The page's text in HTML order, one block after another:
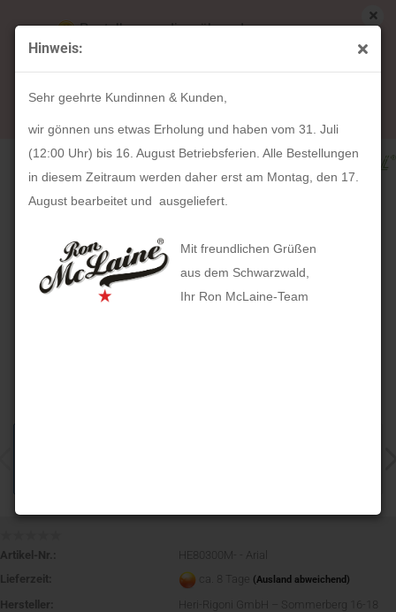
Hinweis:
Sehr geehrte Kundinnen & Kunden,
wir gönnen uns etwas Erholung und haben vom 31. Juli
(12:00 Uhr) bis 16. August Betriebsferien. Alle Bestellungen
in diesem Zeitraum werden daher erst am Montag, den 17.
August bearbeitet und ausgeliefert.
Mit freundlichen Grüßen
aus dem Schwarzwald,
Ihr Ron McLaine-Team
Bestellungen die während unserer
Betriebsferien (31. Juli ab 12:00 Uhr bis 16.
August) aufgegeben werden, werden ab Montag,
17. August bearbeitet und versendet.
weiter »
Letzter »
Artikel in dieser Kategorie
Füllfederhalter Promesa Stamp & Touch 80300M (4-zeilig)
Artikel-Nr.:
HE80300M- - Arial
Lieferzeit:
ca. 8 Tage (Ausland abweichend)
Hersteller:
Heri-Rigoni GmbH – Sommerberg 16-18